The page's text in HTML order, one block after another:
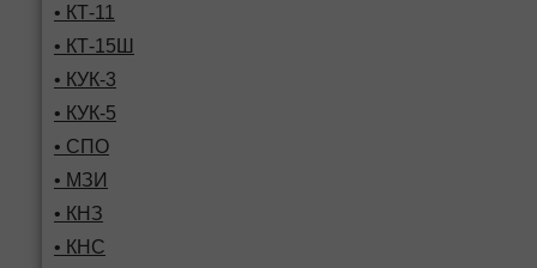
• КТ-11
• КТ-15Ш
• КУК-3
• КУК-5
• СПО
• МЗИ
• КНЗ
• КНС